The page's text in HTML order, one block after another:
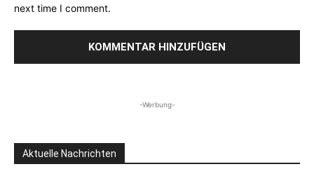
next time I comment.
-Werbung-
Aktuelle Nachrichten